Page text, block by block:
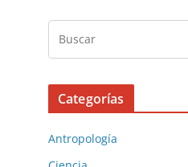
Categorías
Antropología